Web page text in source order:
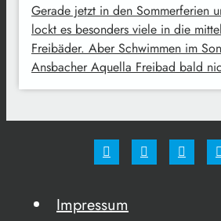
Gerade jetzt in den Sommerferien
lockt es besonders viele in die
Freibäder. Aber Schwimmen im
Ansbacher Aquella Freibad bald
Impressum